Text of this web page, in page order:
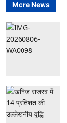
More News